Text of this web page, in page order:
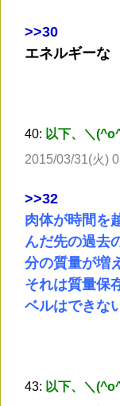
>>30
エネルギーな
40: 以下、＼
2015/03/31(火)
>>32
肉体が時間を
んだ先の過去
分の質量が増
それは質量保
ベルはできな
43: 以下、＼